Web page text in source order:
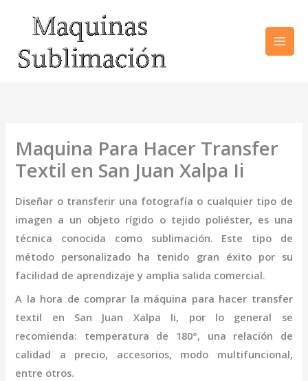
contenido
Maquina Para Hacer Transfer
Textil en San Juan Xalpa Ii
Diseñar o transferir una fotografía o cualquier tipo de
imagen a un objeto rígido o tejido poliéster, es una
técnica conocida como sublimación. Este tipo de
método personalizado ha tenido gran éxito por su
facilidad de aprendizaje y amplia salida comercial.
A la hora de comprar la máquina para hacer transfer
textil en San Juan Xalpa Ii, por lo general se
recomienda: temperatura de 180°, una relación de
calidad a precio, accesorios, modo multifuncional,
entre otros.